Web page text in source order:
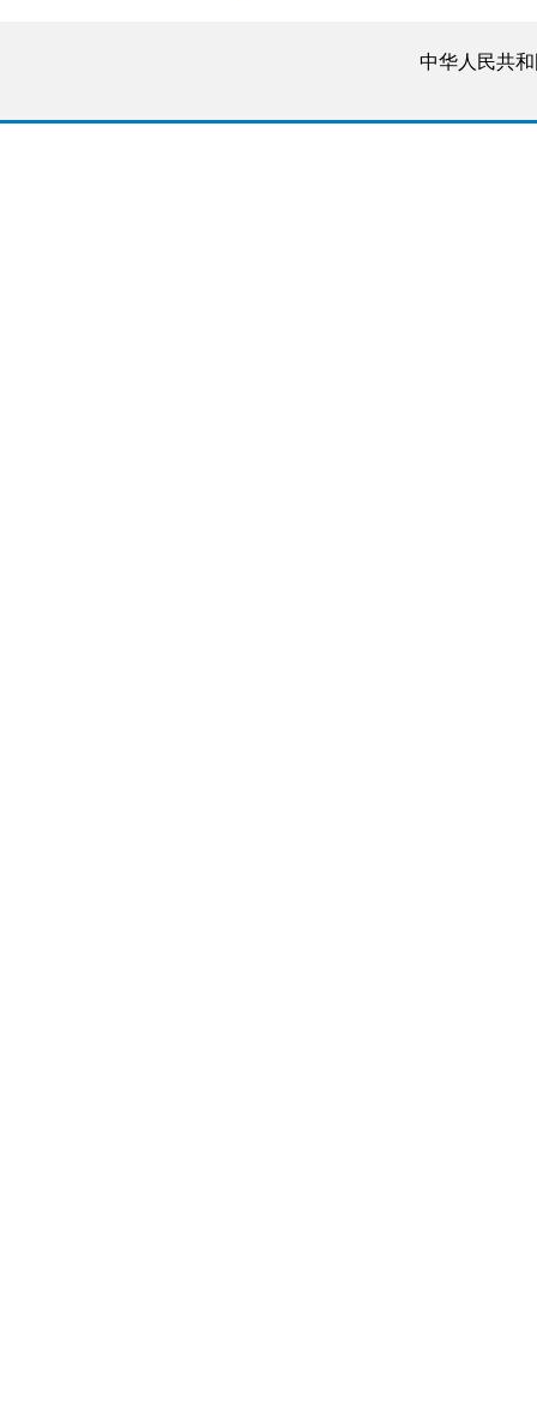
中华人民共